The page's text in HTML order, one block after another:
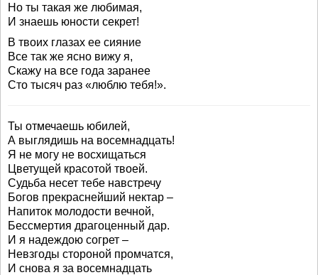
Но ты такая же любимая,
И знаешь юности секрет!
В твоих глазах ее сияние
Все так же ясно вижу я,
Скажу на все года заранее
Сто тысяч раз «люблю тебя!».
Ты отмечаешь юбилей,
А выглядишь на восемнадцать!
Я не могу не восхищаться
Цветущей красотой твоей.
Судьба несет тебе навстречу
Богов прекраснейший нектар –
Напиток молодости вечной,
Бессмертия драгоценный дар.
И я надеждою согрет –
Невзгоды стороной промчатся,
И снова я за восемнадцать